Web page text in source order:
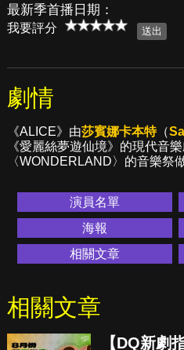
最新季首播日期：
我要評分
劇情
《ALICE》由莎賓娜卡本特（
《愛麗絲夢遊仙境》的現代音
〈WONDERLAND〉的音樂祭
演員名單
海報
相關文章
相關文章
【DQ新劇